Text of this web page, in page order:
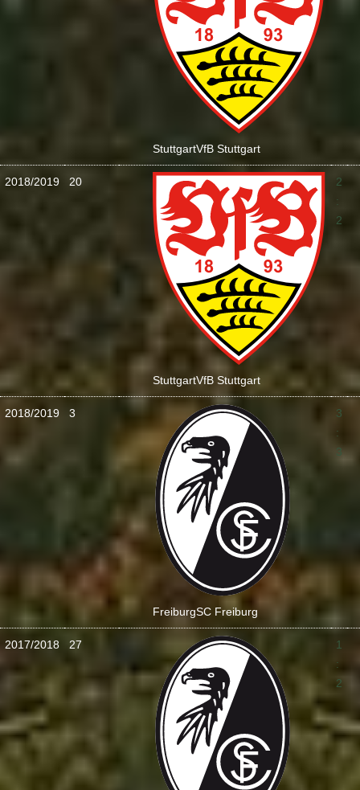
StuttgartVfB Stuttgart
2018/2019 20
StuttgartVfB Stuttgart
2
:
2
2018/2019 3
FreiburgSC Freiburg
3
:
3
2017/2018 27
1
:
2